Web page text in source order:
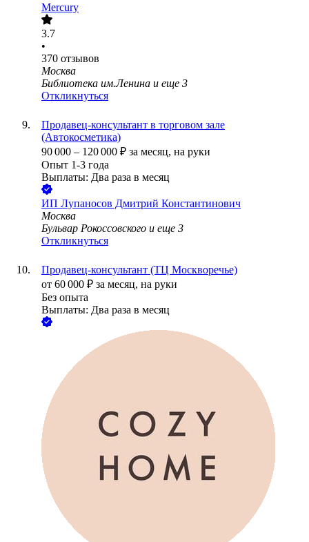
Mercury
3.7
•
370 отзывов
Москва
Библиотека им.Ленина и еще 3
Откликнуться
Продавец-консультант в торговом зале
(Автокосметика)
90 000 – 120 000 ₽ за месяц, на руки
Опыт 1-3 года
Выплаты: Два раза в месяц
ИП Лупаносов Дмитрий Константинович
Москва
Бульвар Рокоссовского и еще 3
Откликнуться
Продавец-консультант (ТЦ Москворечье)
от 60 000 ₽ за месяц, на руки
Без опыта
Выплаты: Два раза в месяц